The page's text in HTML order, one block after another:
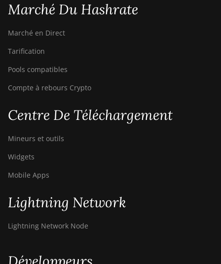
Marché Du Hashrate
Marché en Direct
Tarification
Pools compatibles
Compte à rebours Crypto
Centre De Téléchargement
Mineurs et outils
Widgets
Mobile Apps
Lightning Network
Lightning Network Node